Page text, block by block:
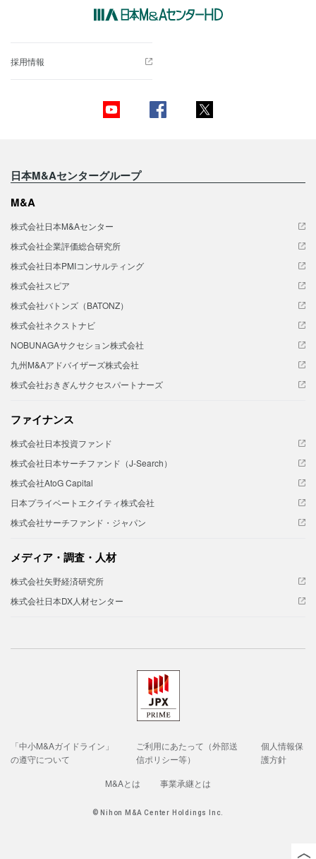
採用情報
日本M&Aセンターグループ
M&A
株式会社日本M&Aセンター
株式会社企業評価総合研究所
株式会社日本PMIコンサルティング
株式会社スピア
株式会社バトンズ（BATONZ）
株式会社ネクストナビ
NOBUNAGAサクセション株式会社
九州M&Aアドバイザーズ株式会社
株式会社おきぎんサクセスパートナーズ
ファイナンス
株式会社日本投資ファンド
株式会社日本サーチファンド（J-Search）
株式会社AtoG Capital
日本プライベートエクイティ株式会社
株式会社サーチファンド・ジャパン
メディア・調査・人材
株式会社矢野経済研究所
株式会社日本DX人材センター
「中小M&Aガイドライン」
の遵守について
ご利用にあたって（外部送
信ポリシー等）
個人情報保
護方針
M&Aとは
事業承継とは
© Nihon M&A Center Holdings Inc.